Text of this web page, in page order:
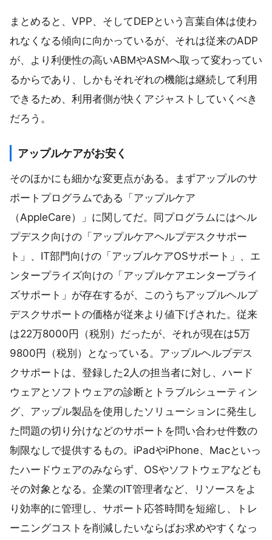
まとめると、VPP、そしてDEPという言葉自体は使わ
れなくなる傾向に向かっているが、それは従来のADP
が、より利便性の高いABMやASMへ取って変わってい
るからであり、しかもそれぞれの機能は継続して利用
できるため、利用者側が快くアジャストしていくべき
だろう。
アップルケアがお安く
そのほかにも細かな変更点がある。まずアップルのサ
ポートプログラムである「アップルケア
（AppleCare）」に関してだ。同プログラムにはヘル
プデスク向けの「アップルケアヘルプデスクサポー
ト」、IT部門向けの「アップルケアOSサポート」、エ
ンタープライズ向けの「アップルケアエンタープライ
ズサポート」が存在するが、このうちアップルヘルプ
デスクサポートの価格が従来より値下げされた。従来
は22万8000円（税別）だったが、それが現在は5万
9800円（税別）となっている。アップルヘルプデス
クサポートは、登録した2人の担当者に対し、ハード
ウェアとソフトウェアの診断とトラブルシューティン
グ、アップル製品を使用したソリューションに発生し
た問題の切り分けなどのサポートを問い合わせ件数の
制限なしで提供するもの。iPadやiPhone、Macといっ
たハードウェアのみならず、OSやソフトウェアなども
その対象となる。企業のIT管理者など、リソースをよ
り効率的に管理し、サポート応答時間を短縮し、トレ
ーニングコストを削減したいならばお求めやすくなっ